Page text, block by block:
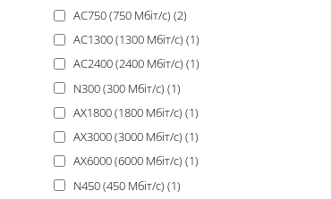
AC750 (750 Мбіт/с) (2)
AC1300 (1300 Мбіт/с) (1)
AC2400 (2400 Мбіт/с) (1)
N300 (300 Мбіт/с) (1)
AX1800 (1800 Мбіт/с) (1)
AX3000 (3000 Мбіт/с) (1)
AX6000 (6000 Мбіт/с) (1)
N450 (450 Мбіт/с) (1)